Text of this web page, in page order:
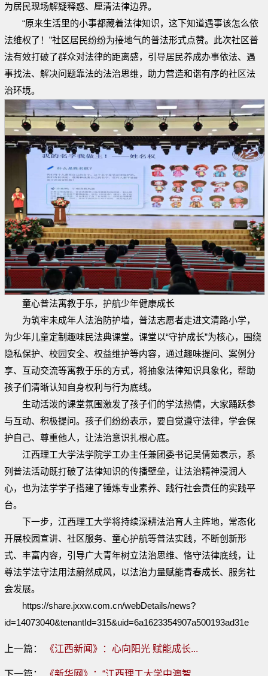
为居民现场解疑释惑、厘清法律边界。
“原来生活里的小事都藏着法律知识，这下知道遇事该怎么依
法维权了！”社区居民纷纷为接地气的普法形式点赞。此次社区普
法有效打破了群众对法律的距离感，引导居民养成办事依法、遇
事找法、解决问题靠法的法治思维，助力营造和谐有序的社区法
治环境。
童心普法寓教于乐，护航少年健康成长
为筑牢未成年人法治防护墙，普法志愿者走进文清路小学，
为少年儿童定制趣味民法典课堂。课堂以“守护成长”为核心，围绕
隐私保护、校园安全、权益维护等内容，通过趣味提问、案例分
享、互动交流等寓教于乐的方式，将抽象法律知识具象化，帮助
孩子们清晰认知自身权利与行为底线。
生动活泼的课堂氛围激发了孩子们的学法热情，大家踊跃参
与互动、积极提问。孩子们纷纷表示，要自觉遵守法律，学会保
护自己、尊重他人，让法治意识扎根心底。
江西理工大学法学院学工办主任兼团委书记吴倩茹表示，系
列普法活动既打破了法律知识的传播壁垒，让法治精神浸润人
心，也为法学学子搭建了锤炼专业素养、践行社会责任的实践平
台。
下一步，江西理工大学将持续深耕法治育人主阵地，常态化
开展校园宣讲、社区服务、童心护航等普法实践，不断创新形
式、丰富内容，引导广大青年树立法治思维、恪守法律底线，让
尊法学法守法用法蔚然成风，以法治力量赋能青春成长、服务社
会发展。
https://share.jxxw.com.cn/webDetails/news?
id=14073040&tenantId=315&uid=6a1623354907a500193ad31e
上一篇： 《江西新闻》：心向阳光 赋能成长...